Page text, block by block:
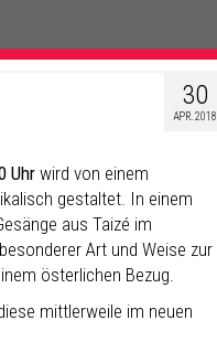
30
APR. 2018
Uhrwird von einem
gestaltet. In einem
aus Taizé im
Art und Weise zur
österlichen Bezug.
mittlerweile im neuen